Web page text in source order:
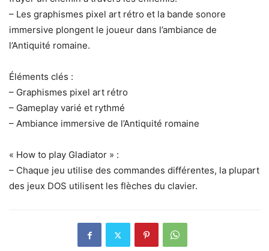
– Les graphismes pixel art rétro et la bande sonore
immersive plongent le joueur dans l’ambiance de
l’Antiquité romaine.
Éléments clés :
– Graphismes pixel art rétro
– Gameplay varié et rythmé
– Ambiance immersive de l’Antiquité romaine
« How to play Gladiator » :
– Chaque jeu utilise des commandes différentes, la plupart
des jeux DOS utilisent les flèches du clavier.